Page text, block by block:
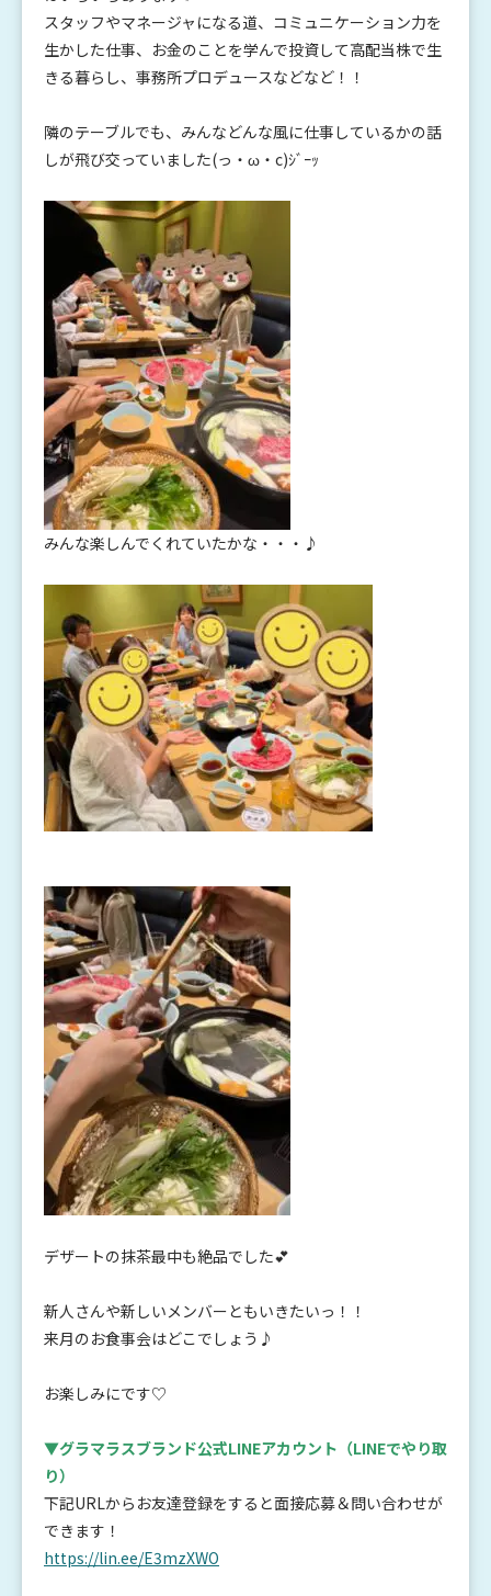
スタッフやマネージャになる道、コミュニケーション力を
生かした仕事、お金のことを学んで投資して高配当株で生
きる暮らし、事務所プロデュースなどなど！！
隣のテーブルでも、みんなどんな風に仕事しているかの話
しが飛び交っていました(っ・ ω ・ c)ｼﾞｰｯ
みんな楽しんでくれていたかな・・・♪
デザートの抹茶最中も絶品でした💕
新人さんや新しいメンバーともいきたいっ！！
来月のお食事会はどこでしょう♪
お楽しみにです♡
▼グラマラスブランド公式LINEアカウント （LINEでやり取
り）
下記URLからお友達登録をすると面接応募＆問い合わせが
できます！
https://lin.ee/E3mzXWO